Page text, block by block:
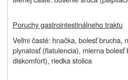
Poruchy gastrointestinálneho traktu
Veľmi časté: hnačka, bolesť brucha,
plynatosť (flatulencia), mierna bolesť
diskomfort), riedka stolica